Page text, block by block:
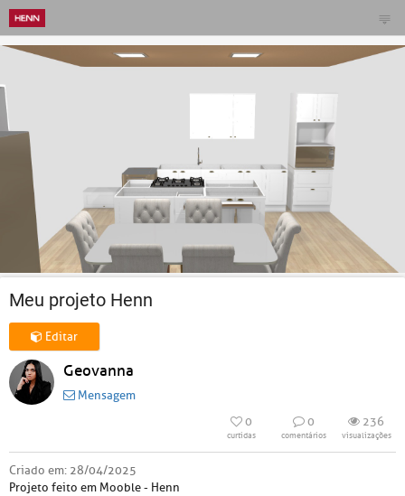
Meu projeto Henn
Editar
Geovanna
Mensagem
0
curtidas
0
comentários
236
visualizações
Criado em: 28/04/2025
Projeto feito em Mooble - Henn